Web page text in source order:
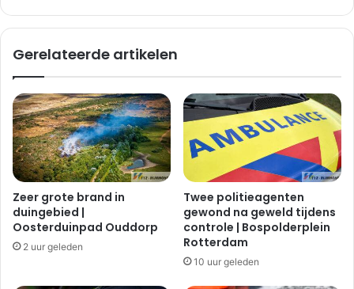
Gerelateerde artikelen
Zeer grote brand in
duingebied |
Oosterduinpad Ouddorp
2 uur geleden
Twee politieagenten
gewond na geweld tijdens
controle | Bospolderplein
Rotterdam
10 uur geleden